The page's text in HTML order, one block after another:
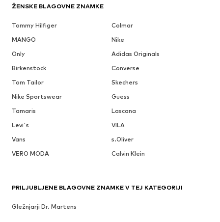
ŽENSKE BLAGOVNE ZNAMKE
Tommy Hilfiger
Colmar
MANGO
Nike
Only
Adidas Originals
Birkenstock
Converse
Tom Tailor
Skechers
Nike Sportswear
Guess
Tamaris
Lascana
Levi's
VILA
Vans
s.Oliver
VERO MODA
Calvin Klein
PRILJUBLJENE BLAGOVNE ZNAMKE V TEJ KATEGORIJI
Gležnjarji Dr. Martens